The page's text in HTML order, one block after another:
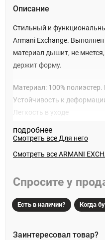
Описание
Стильный и
Armani Exchange.
материал дышит, не
держит форму.
Материал: 100%
Устойчивость к
Легкость в уходе
Цвет: темно-синий —
отдых, прогулки,
Идеальный выбор для тех,
подробнее
Смотреть все Для него
Смотреть все ARMANI
Спросите у
Есть в наличии? Когда
Заинтересовал товар?